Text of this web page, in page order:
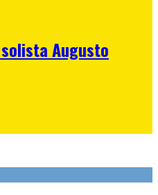
solista Augusto